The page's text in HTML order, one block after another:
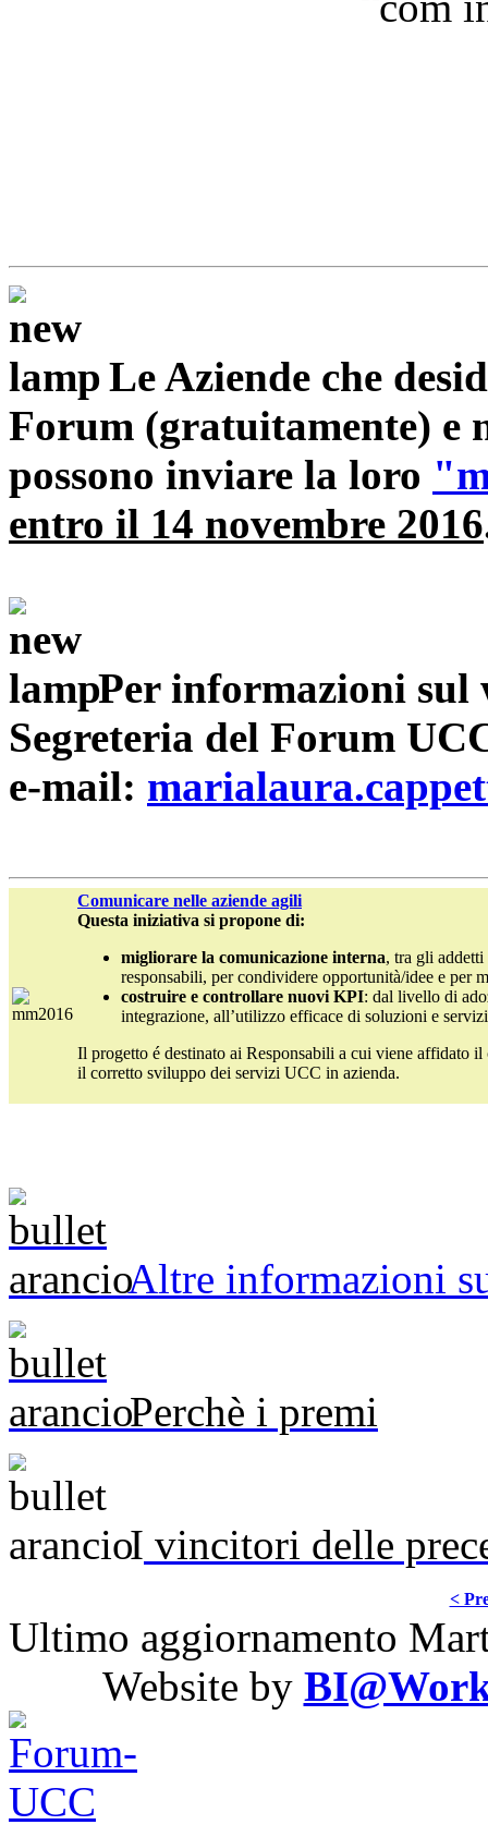
Le Aziende che
Forum (gratuitamente) e
possono inviare la loro
entro il 14 novembre 2016
Per informazioni
Segreteria del Forum
e-mail:
Comunicare nelle aziende agili
Questa iniziativa si propone di:
migliorare la comunicazione interna, tra gli
responsabili, per condividere opportunità/idee e per
costruire e controllare nuovi KPI: dal livello di
integrazione, all’utilizzo efficace di soluzioni e
Il progetto é destinato ai Responsabili a cui viene affidato
il corretto sviluppo dei servizi UCC in azienda.
Altre informazioni
Perchè i premi
I vincitori delle
<
Ultimo aggiornamento
Website by